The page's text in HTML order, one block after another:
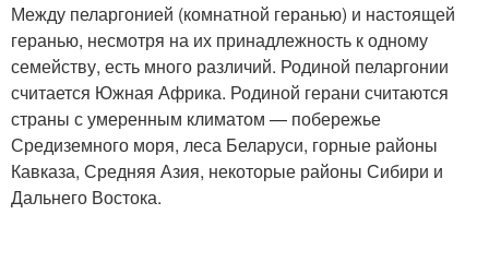
Между пеларгонией (комнатной геранью) и настоящей
геранью, несмотря на их принадлежность к одному
семейству, есть много различий. Родиной пеларгонии
считается Южная Африка. Родиной герани считаются
страны с умеренным климатом — побережье
Средиземного моря, леса Беларуси, горные районы
Кавказа, Средняя Азия, некоторые районы Сибири и
Дальнего Востока.